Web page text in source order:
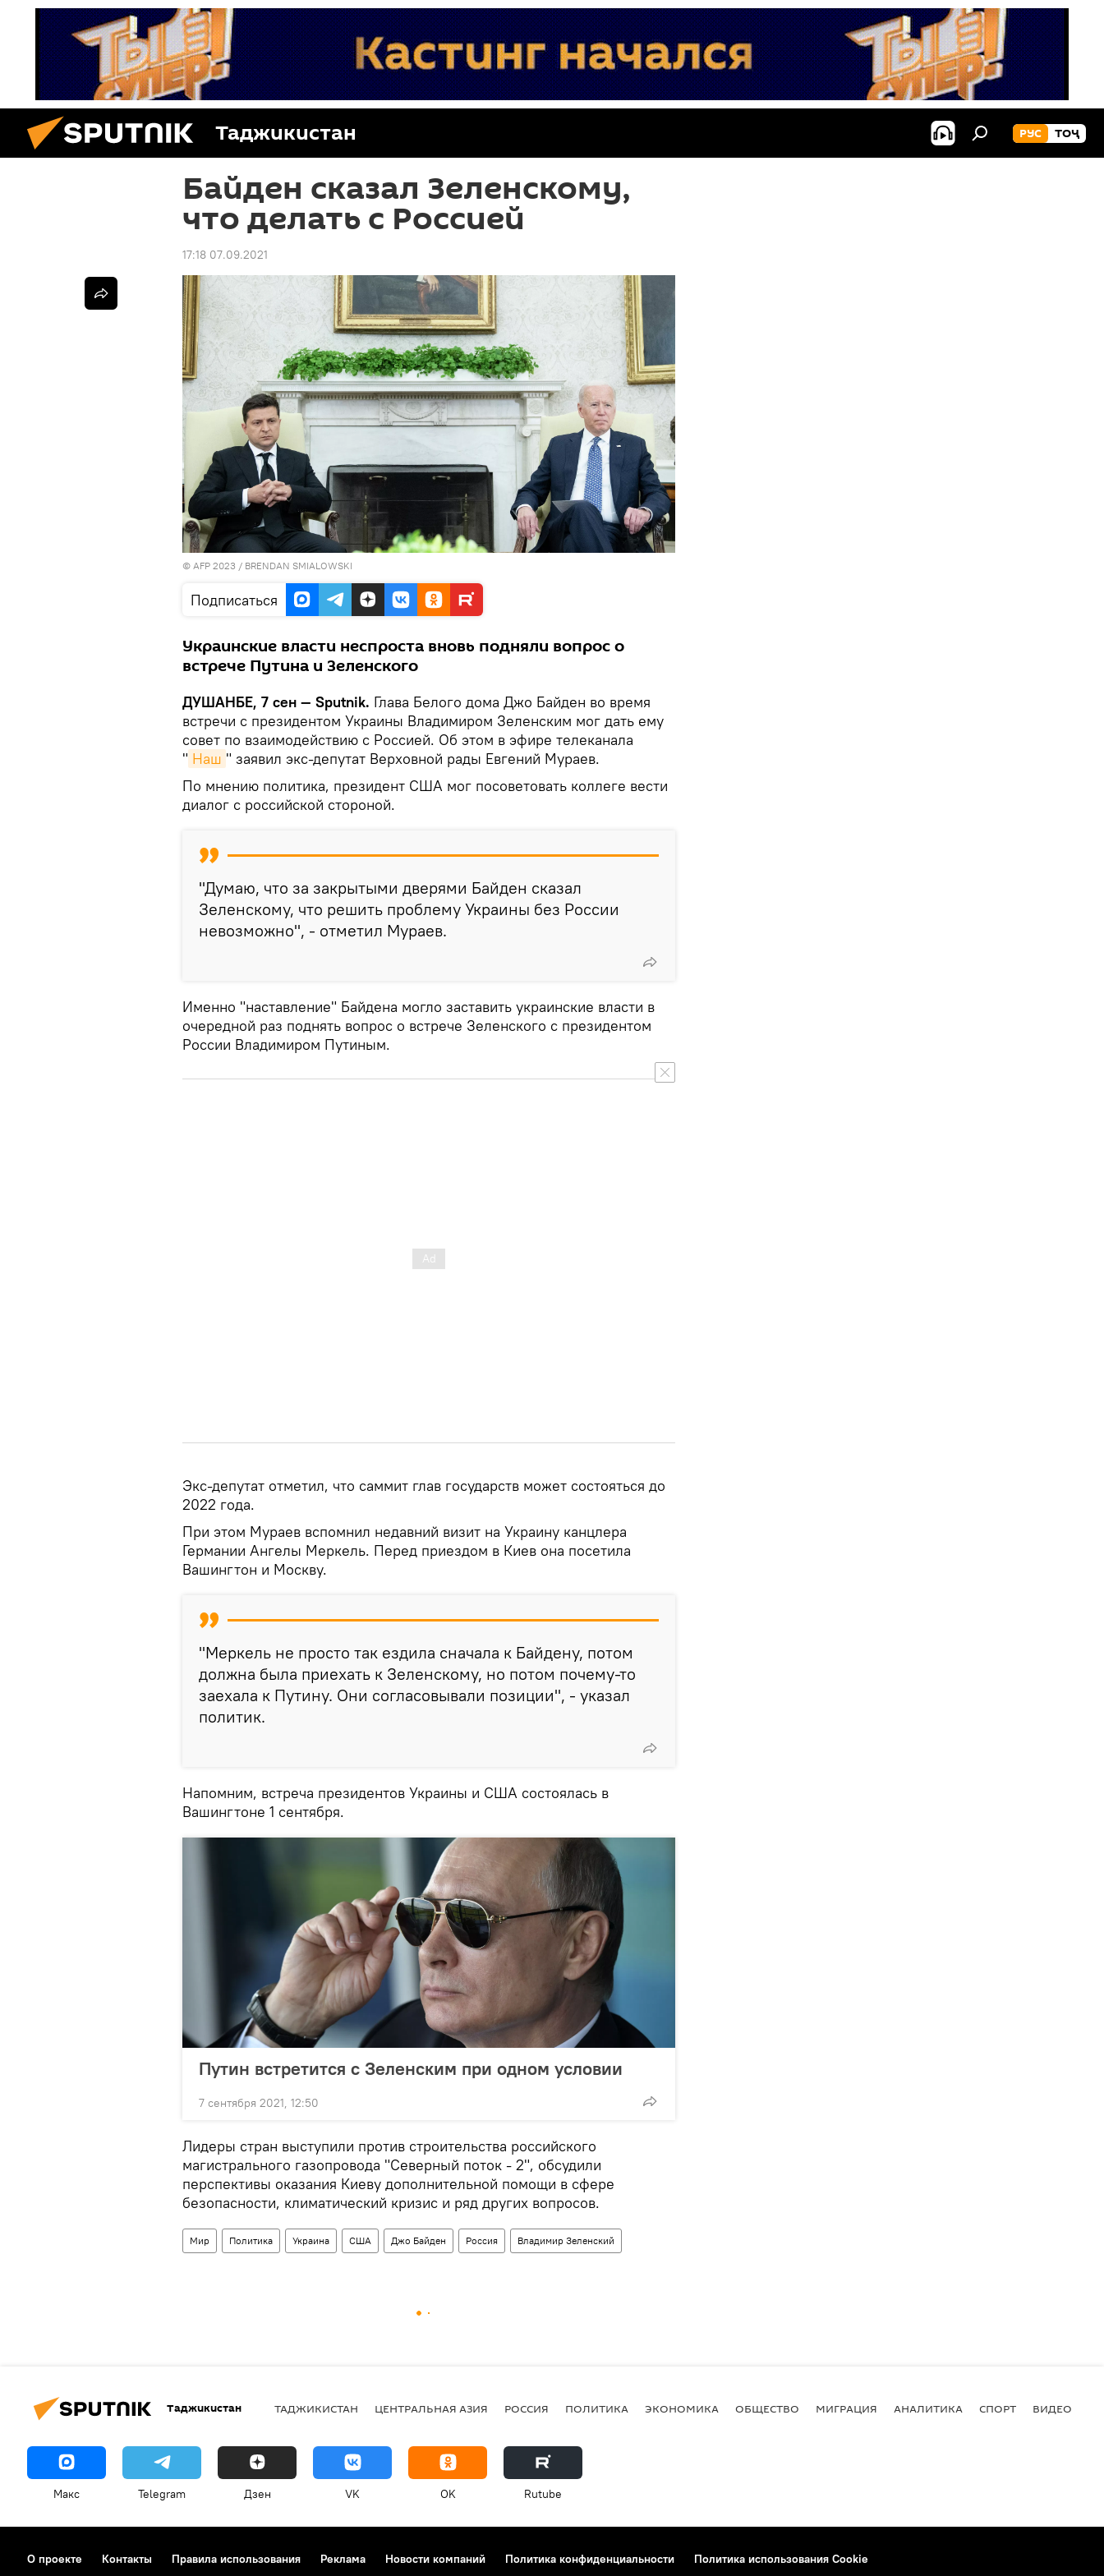
Таджикистан РУС ТОҶ
Байден сказал Зеленскому,
что делать с Россией
17:18 07.09.2021
© AFP 2023 / BRENDAN SMIALOWSKI
Подписаться
Украинские власти неспроста вновь подняли вопрос о
встрече Путина и Зеленского
ДУШАНБЕ, 7 сен — Sputnik. Глава Белого дома Джо Байден во время
встречи с президентом Украины Владимиром Зеленским мог дать ему
совет по взаимодействию с Россией. Об этом в эфире телеканала
" Наш " заявил экс-депутат Верховной рады Евгений Мураев.
По мнению политика, президент США мог посоветовать коллеге вести
диалог с российской стороной.
"Думаю, что за закрытыми дверями Байден сказал
Зеленскому, что решить проблему Украины без России
невозможно", - отметил Мураев.
Именно "наставление" Байдена могло заставить украинские власти в
очередной раз поднять вопрос о встрече Зеленского с президентом
России Владимиром Путиным.
Экс-депутат отметил, что саммит глав государств может состояться до
2022 года.
При этом Мураев вспомнил недавний визит на Украину канцлера
Германии Ангелы Меркель. Перед приездом в Киев она посетила
Вашингтон и Москву.
"Меркель не просто так ездила сначала к Байдену, потом
должна была приехать к Зеленскому, но потом почему-то
заехала к Путину. Они согласовывали позиции", - указал
политик.
Напомним, встреча президентов Украины и США состоялась в
Вашингтоне 1 сентября.
Путин встретится с Зеленским при одном условии
7 сентября 2021, 12:50
Лидеры стран выступили против строительства российского
магистрального газопровода "Северный поток - 2", обсудили
перспективы оказания Киеву дополнительной помощи в сфере
безопасности, климатический кризис и ряд других вопросов.
Мир Политика Украина США Джо Байден Россия Владимир Зеленский
Таджикистан ТАДЖИКИСТАН ЦЕНТРАЛЬНАЯ АЗИЯ РОССИЯ ПОЛИТИКА ЭКОНОМИКА ОБЩЕСТВО МИГРАЦИЯ АНАЛИТИКА СПОРТ ВИДЕО
Макс Telegram Дзен VK OK Rutube
О проекте Контакты Правила использования Реклама Новости компаний Политика конфиденциальности
Политика использования Cookie